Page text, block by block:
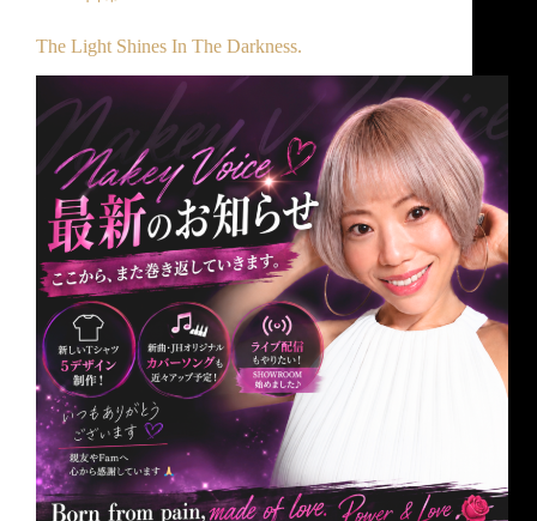
The Light Shines In The Darkness.